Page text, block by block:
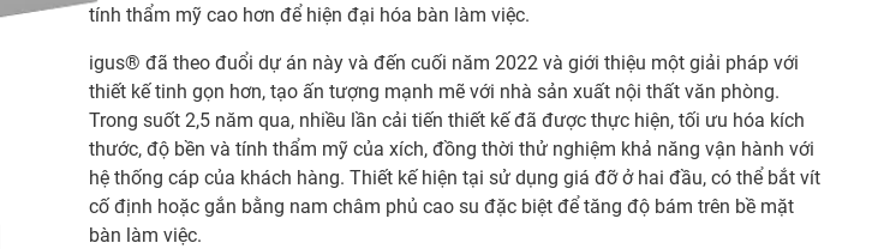
tính thẩm mỹ cao hơn để hiện đại hóa bàn làm việc.
igus® đã theo đuổi dự án này và đến cuối năm 2022 và giới thiệu một giải pháp với
thiết kế tinh gọn hơn, tạo ấn tượng mạnh mẽ với nhà sản xuất nội thất văn phòng.
Trong suốt 2,5 năm qua, nhiều lần cải tiến thiết kế đã được thực hiện, tối ưu hóa kích
thước, độ bền và tính thẩm mỹ của xích, đồng thời thử nghiệm khả năng vận hành với
hệ thống cáp của khách hàng. Thiết kế hiện tại sử dụng giá đỡ ở hai đầu, có thể bắt vít
cố định hoặc gắn bằng nam châm phủ cao su đặc biệt để tăng độ bám trên bề mặt
bàn làm việc.